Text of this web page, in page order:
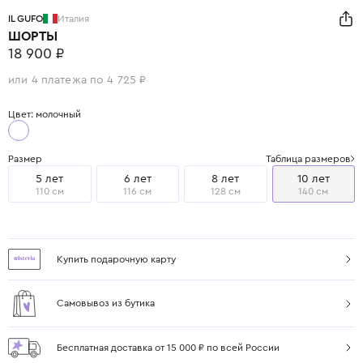
IL GUFO Италия
ШОРТЫ
18 900 ₽
или 4 платежа по 4 725 ₽
Цвет: молочный
Размер Таблица размеров
5 лет
110 см
6 лет
116 см
8 лет
128 см
10 лет
140 см
Купить подарочную карту
Самовывоз из бутика
Бесплатная доставка от 15 000 ₽ по всей России